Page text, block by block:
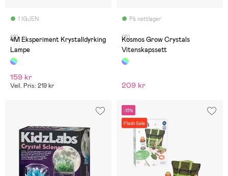
1 IGJEN
(0)
4M Eksperiment Krystalldyrking
Lampe
159 kr
Veil. Pris: 219 kr
På nettlager
(0)
Kosmos Grow Crystals
Vitenskapssett
209 kr
-13%
Flash Sale